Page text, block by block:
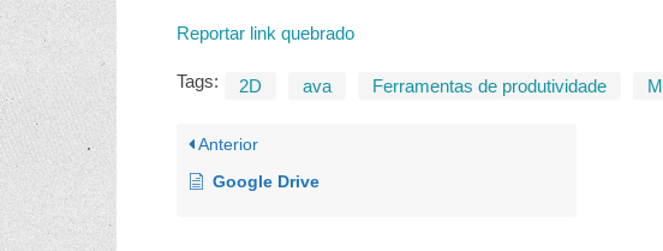
Reportar link quebrado
Tags: 2D ava Ferramentas de produtividade
Anterior
Google Drive